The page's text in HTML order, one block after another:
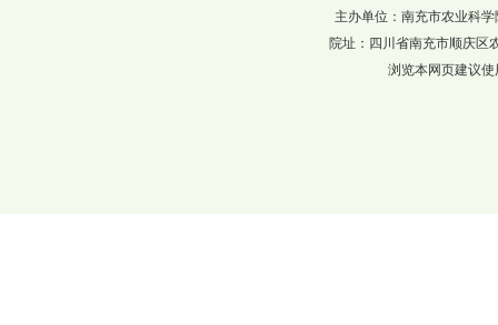
主办单位：南充市农业科
院址：四川省南充市顺庆
浏览本网页建议